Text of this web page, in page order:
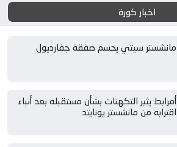
اخبار كورة
مانشستر سيتي يحسم صفقة جفارديول
أمرابط يثير التكهنات بشأن مستقبله بعد أنباء
اقترابه من مانشستر يونايتد